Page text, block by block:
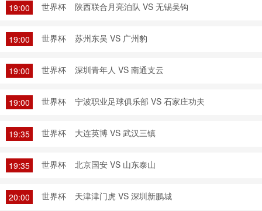
19:00 世界杯 陕西联合月亮泊队 VS 无锡吴钩
19:00 世界杯 苏州东吴 VS 广州豹
19:00 世界杯 深圳青年人 VS 南通支云
19:00 世界杯 宁波职业足球俱乐部 VS 石家庄功夫
19:35 世界杯 大连英博 VS 武汉三镇
19:35 世界杯 北京国安 VS 山东泰山
20:00 世界杯 天津津门虎 VS 深圳新鹏城